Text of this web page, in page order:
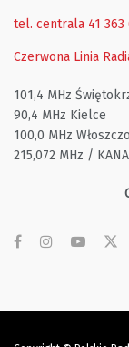
tel. centrala 41 363
Czerwona Linia
101,4 MHz
90,4 MHz Kielce
100,0 MHz
215,072 MHz /